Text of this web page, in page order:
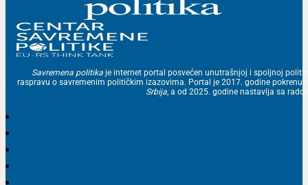
Savremena politika je internet portal posvećen unutrašnjoj i spoljnoj
raspravu o savremenim političkim izazovima. Portal je 2017. godine
Srbija, a od 2025. godine nastavlja sa